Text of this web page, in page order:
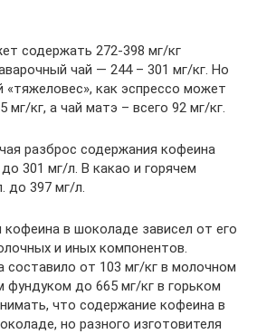
содержать 272-398 мг/кг
чай — 244 – 301 мг/кг. Но
«тяжеловес», как эспрессо может
мг/кг, а чай матэ – всего 92 мг/кг.
разброс содержания кофеина
301 мг/л. В какао и горячем
до 397 мг/л.
в шоколаде зависел от его
и иных компонентов.
составило от 103 мг/кг в молочном
до 665 мг/кг в горьком
что содержание кофеина в
но разного изготовителя